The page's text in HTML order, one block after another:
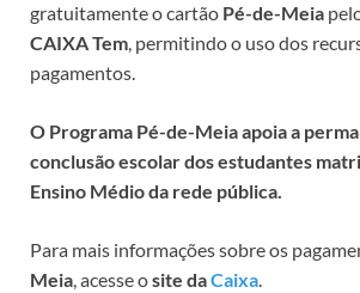
gratuitamente o cartão Pé-de-Meia
CAIXA Tem, permitindo o uso dos
pagamentos.
O Programa Pé-de-Meia apoia a
conclusão escolar dos estudantes
Ensino Médio da rede pública.
Para mais informações sobre os
Meia, acesse osite daCaixa.